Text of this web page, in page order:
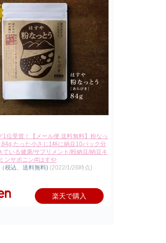
1位受賞！【メール便 送料無料】粉なっ
84g たった小さじ1杯に納豆10パック分
ている健康/サプリメント/粉納豆/納豆キ
ンサポニン/#はすや
税込、送料無料) (2022/1/26時点)
楽天で購入